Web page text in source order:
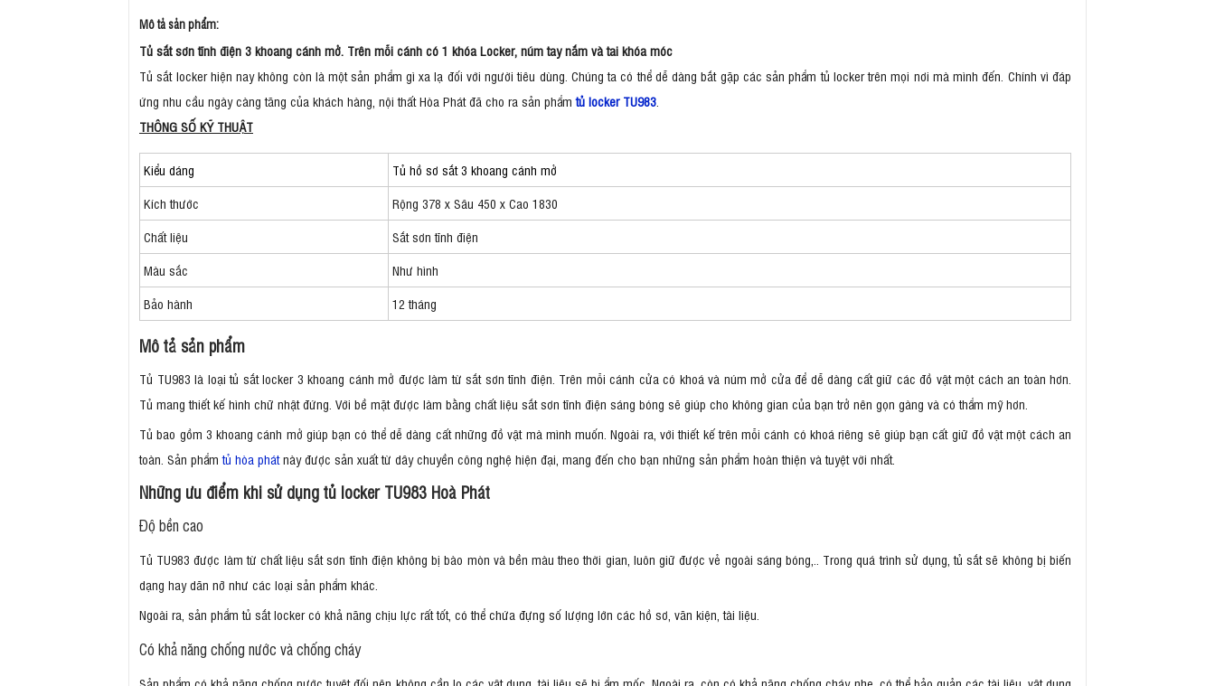
Mô tả sản phẩm:
Tủ sắt sơn tĩnh điện 3 khoang cánh mở. Trên mỗi cánh có 1 khóa Locker, núm tay nắm và tai khóa móc
Tủ sắt locker hiện nay không còn là một sản phẩm gì xa lạ đối với người tiêu dùng. Chúng ta có thể dễ dàng bắt gặp các sản phẩm tủ locker trên mọi nơi mà mình đến. Chính vì đáp
ứng nhu cầu ngày càng tăng của khách hàng, nội thất Hòa Phát đã cho ra sản phẩmtủ locker TU983
THÔNG SỐ KỸ THUẬT
Kiểu dáng
Tủ hồ sơ sắt 3 khoang cánh mở
Kích thước
Rộng 378 x Sâu 450 x Cao 1830
Chất liệu
Sắt sơn tĩnh điện
Màu sắc
Như hình
Bảo hành
12 tháng
Mô tả sản phẩm
Tủ TU983 là loại tủ sắt locker 3 khoang cánh mở được làm từ sắt sơn tĩnh điện. Trên mỗi cánh cửa có khoá và núm mở cửa để dễ dàng cất giữ các đồ vật một cách an toàn hơn.
Tủ mang thiết kế hình chữ nhật đứng. Với bề mặt được làm bằng chất liệu sắt sơn tĩnh điện sáng bóng sẽ giúp cho không gian của bạn trở nên gọn gàng và có thẩm mỹ hơn.
Tủ bao gồm 3 khoang cánh mở giúp bạn có thể dễ dàng cất những đồ vật mà mình muốn. Ngoài ra, với thiết kế trên mỗi cánh có khoá riêng sẽ giúp bạn cất giữ đồ vật một cách an
toàn. Sản phẩmtủ hòa phátnày được sản xuất từ dây chuyền công nghệ hiện đại, mang đến cho bạn những sản phẩm hoàn thiện và tuyệt vời nhất.
Những ưu điểm khi sử dụng tủ locker TU983 Hoà Phát
Độ bền cao
Tủ TU983 được làm từ chất liệu sắt sơn tĩnh điện không bị bào mòn và bền màu theo thời gian, luôn giữ được vẻ ngoài sáng bóng,.. Trong quá trình sử dụng, tủ sắt sẽ không bị biến
dạng hay dãn nỡ như các loại sản phẩm khác.
Ngoài ra, sản phẩm tủ sắt locker có khả năng chịu lực rất tốt, có thể chứa đựng số lượng lớn các hồ sơ, văn kiện, tài liệu.
Có khả năng chống nước và chống cháy
Sản phẩm có khả năng chống nước tuyệt đối nên không cần lo các vật dụng, tài liệu sẽ bị ẩm mốc. Ngoài ra, còn có khả năng chống cháy nhẹ, có thể bảo quản các tài liệu, vật dụng